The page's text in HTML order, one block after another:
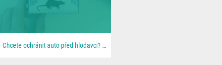
Chcete ochránit auto před hlodavci? 🐀 📦 Všechno najdeš u nás na 👉 dratek.cz #arduino...